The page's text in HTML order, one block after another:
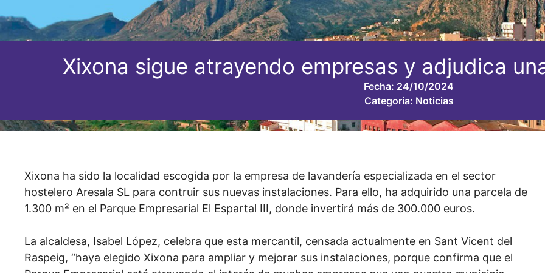
Xixona sigue atrayendo empresas y adjudica
Fecha: 24/10/2024
Categoria: Noticias
Xixona ha sido la localidad escogida por la empresa de lavandería especializada en el sector
hostelero Aresala SL para contruir sus nuevas instalaciones. Para ello, ha adquirido una parcela de
1.300 m² en el Parque Empresarial El Espartal III, donde invertirá más de 300.000 euros.
La alcaldesa, Isabel López, celebra que esta mercantil, censada actualmente en Sant Vicent del
Raspeig, “haya elegido Xixona para ampliar y mejorar sus instalaciones, porque confirma que el